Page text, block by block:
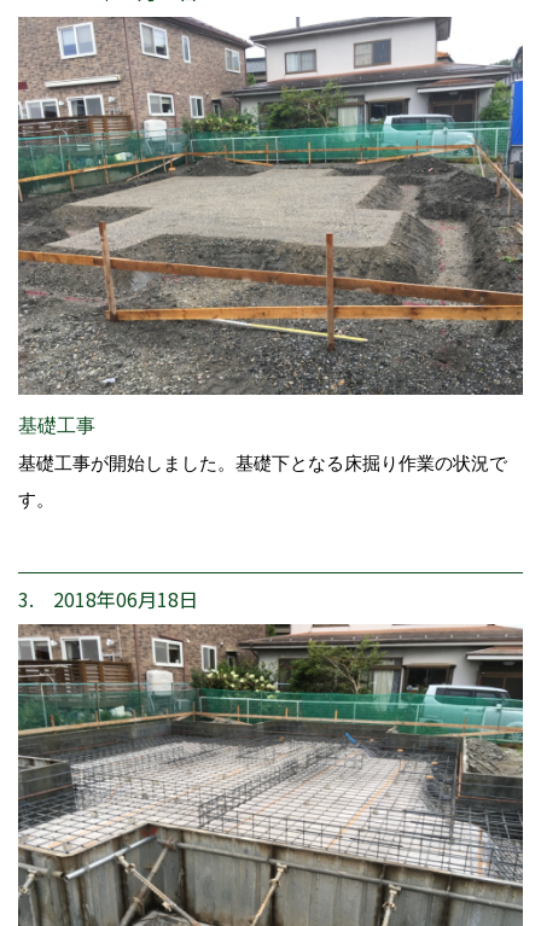
基礎工事
基礎工事が開始しました。基礎下となる床掘り作業の状況で
す。
3. 2018年06月18日